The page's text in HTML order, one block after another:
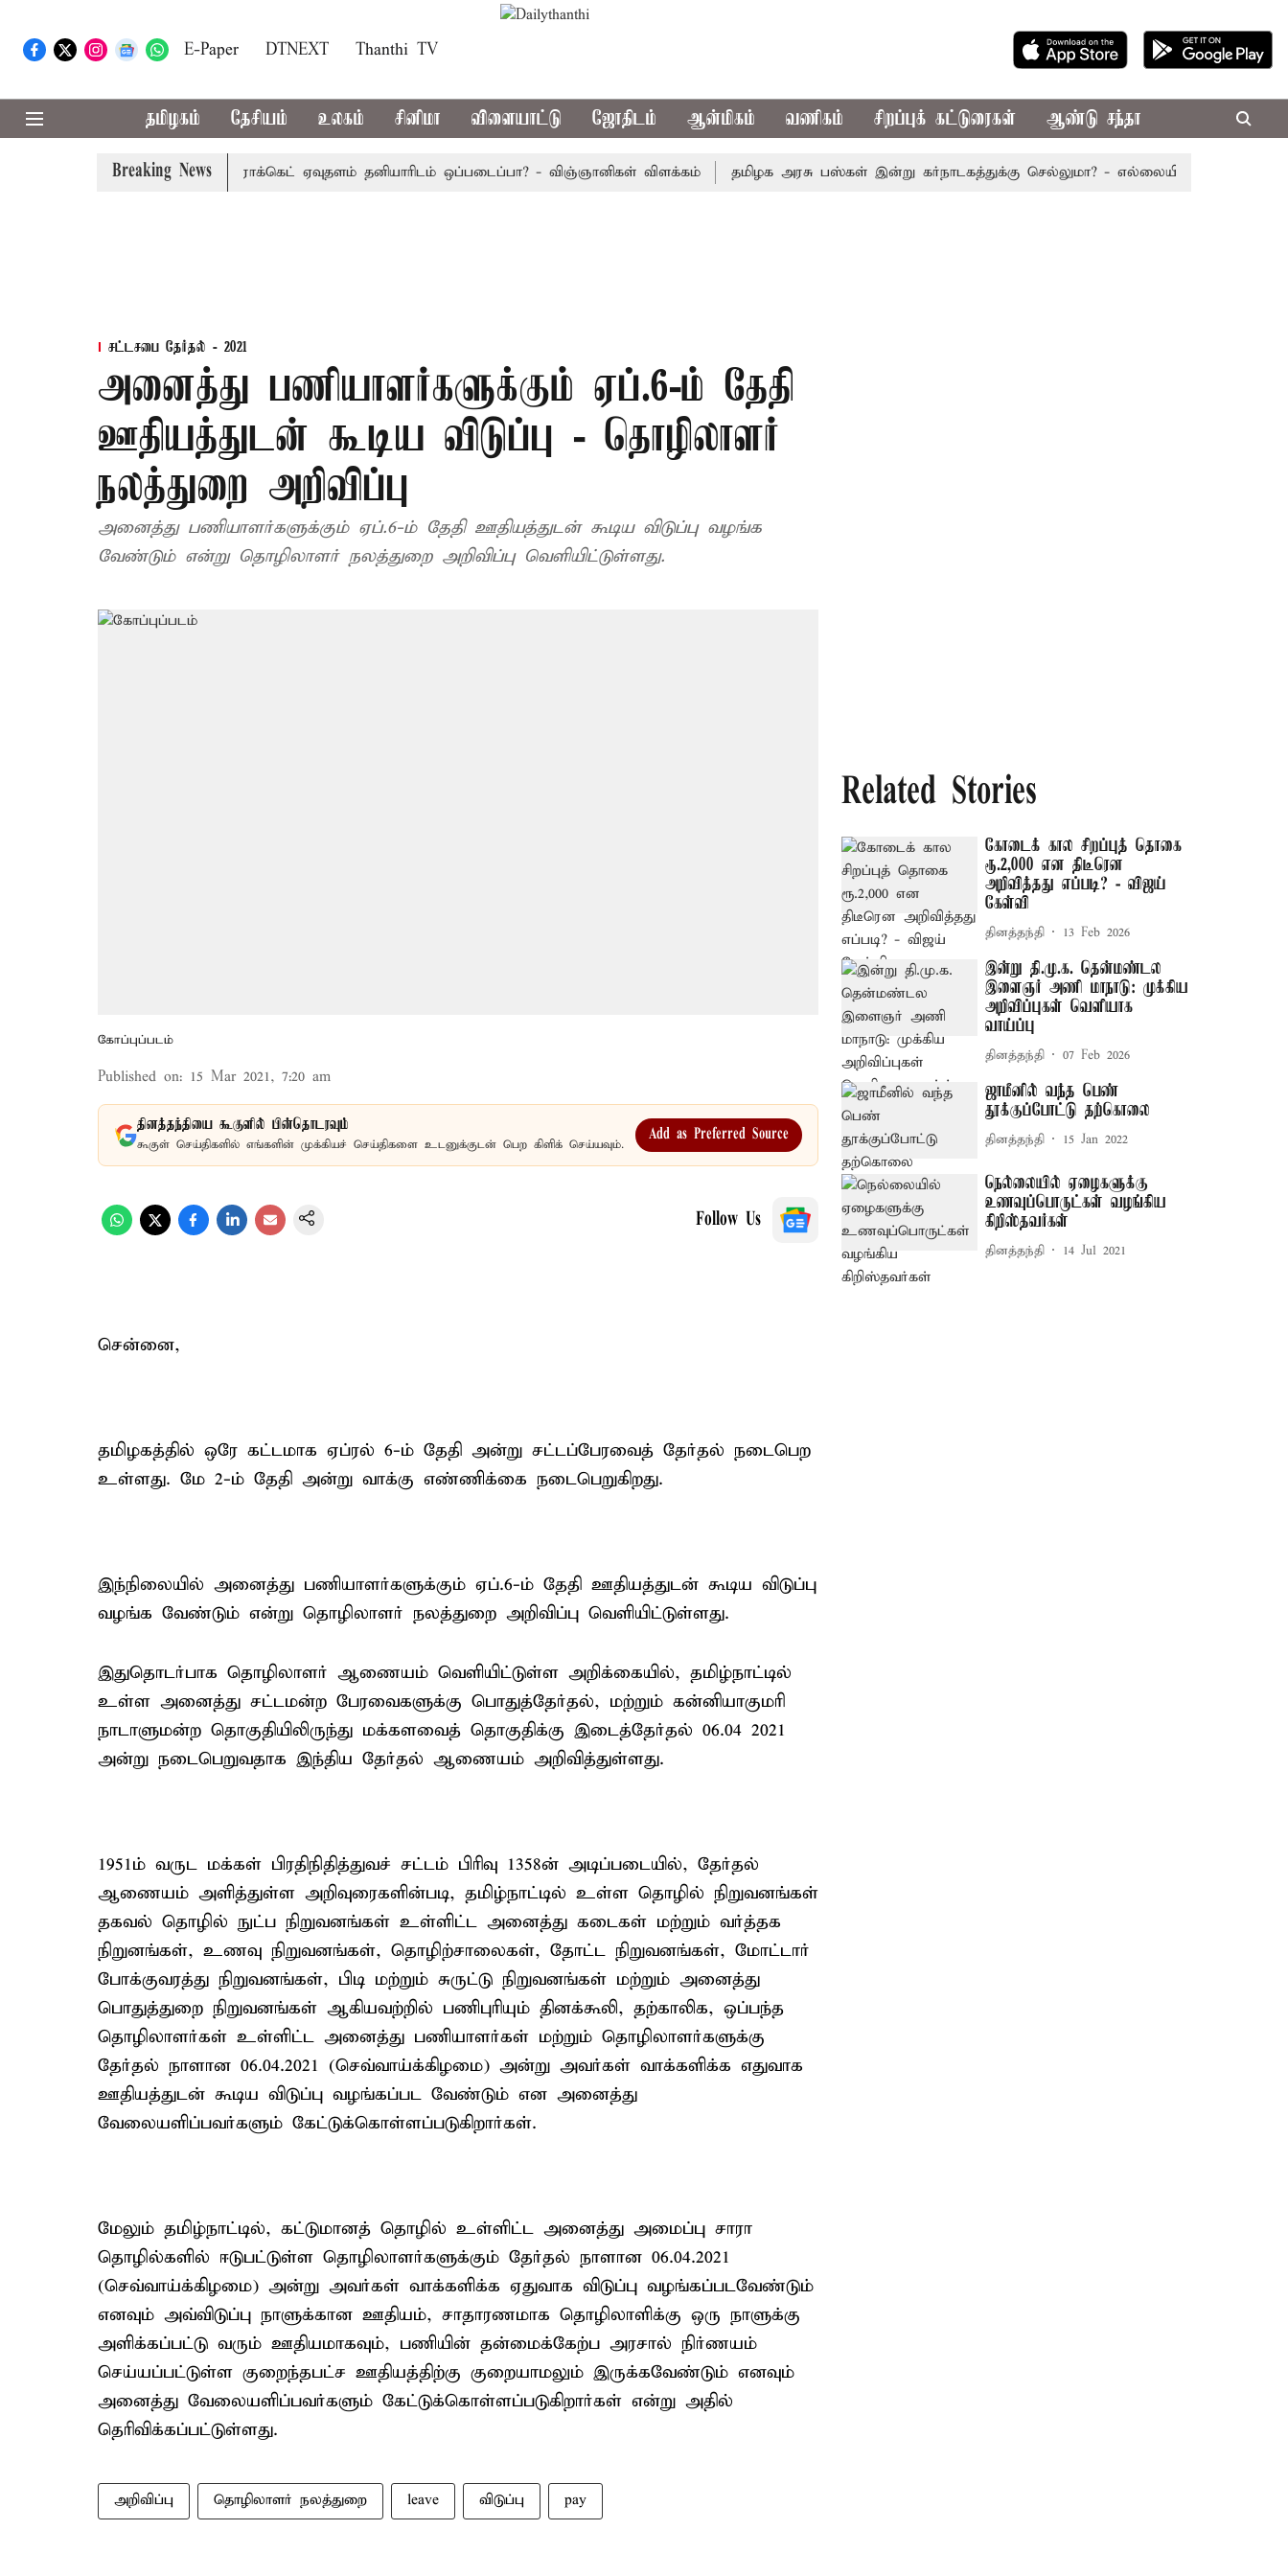
E-Paper DTNEXT Thanthi TV
தமிழகம் தேசியம் உலகம் சினிமா விளையாட்டு ஜோதிடம் ஆன்மிகம் வணிகம் சிறப்புக் கட்டுரைகள் ஆண்டு சந்தா
Breaking News
குலசேகரன்பட்டினம் ராக்கெட் ஏவுதளம் தனியாரிடம் ஒப்படைப்பா? - விஞ்ஞானிகள் விளக்கம் தமிழக அரசு பஸ்கள் இன்று கர்நாடகத்துக்கு செல்லுமா? - எல்லையில் பதற்றம்; போலீஸ்
சட்டசபை தேர்தல் - 2021
அனைத்து பணியாளர்களுக்கும் ஏப்.6-ம் தேதி
ஊதியத்துடன் கூடிய விடுப்பு - தொழிலாளர்
நலத்துறை அறிவிப்பு
அனைத்து பணியாளர்களுக்கும் ஏப்.6-ம் தேதி ஊதியத்துடன் கூடிய விடுப்பு வழங்க
வேண்டும் என்று தொழிலாளர் நலத்துறை அறிவிப்பு வெளியிட்டுள்ளது.
கோப்புப்படம்
Published on: 15 Mar 2021, 7:20 am
தினத்தந்தியை கூகுளில் பின்தொடரவும்
கூகுள் செய்திகளில் எங்களின் முக்கியச் செய்திகளை உடனுக்குடன் பெற கிளிக் செய்யவும்.
Add as Preferred Source
Follow Us
சென்னை,
தமிழகத்தில் ஒரே கட்டமாக ஏப்ரல் 6-ம் தேதி அன்று சட்டப்பேரவைத் தேர்தல் நடைபெற
உள்ளது. மே 2-ம் தேதி அன்று வாக்கு எண்ணிக்கை நடைபெறுகிறது.
இந்நிலையில் அனைத்து பணியாளர்களுக்கும் ஏப்.6-ம் தேதி ஊதியத்துடன் கூடிய விடுப்பு
வழங்க வேண்டும் என்று தொழிலாளர் நலத்துறை அறிவிப்பு வெளியிட்டுள்ளது.
இதுதொடர்பாக தொழிலாளர் ஆணையம் வெளியிட்டுள்ள அறிக்கையில், தமிழ்நாட்டில்
உள்ள அனைத்து சட்டமன்ற பேரவைகளுக்கு பொதுத்தேர்தல், மற்றும் கன்னியாகுமரி
நாடாளுமன்ற தொகுதியிலிருந்து மக்களவைத் தொகுதிக்கு இடைத்தேர்தல் 06.04 2021
அன்று நடைபெறுவதாக இந்திய தேர்தல் ஆணையம் அறிவித்துள்ளது.
1951ம் வருட மக்கள் பிரதிநிதித்துவச் சட்டம் பிரிவு 1358ன் அடிப்படையில், தேர்தல்
ஆணையம் அளித்துள்ள அறிவுரைகளின்படி, தமிழ்நாட்டில் உள்ள தொழில் நிறுவனங்கள்
தகவல் தொழில் நுட்ப நிறுவனங்கள் உள்ளிட்ட அனைத்து கடைகள் மற்றும் வர்த்தக
நிறுனங்கள், உணவு நிறுவனங்கள், தொழிற்சாலைகள், தோட்ட நிறுவனங்கள், மோட்டார்
போக்குவரத்து நிறுவனங்கள், பிடி மற்றும் சுருட்டு நிறுவனங்கள் மற்றும் அனைத்து
பொதுத்துறை நிறுவனங்கள் ஆகியவற்றில் பணிபுரியும் தினக்கூலி, தற்காலிக, ஒப்பந்த
தொழிலாளர்கள் உள்ளிட்ட அனைத்து பணியாளர்கள் மற்றும் தொழிலாளர்களுக்கு
தேர்தல் நாளான 06.04.2021 (செவ்வாய்க்கிழமை) அன்று அவர்கள் வாக்களிக்க எதுவாக
ஊதியத்துடன் கூடிய விடுப்பு வழங்கப்பட வேண்டும் என அனைத்து
வேலையளிப்பவர்களும் கேட்டுக்கொள்ளப்படுகிறார்கள்.
மேலும் தமிழ்நாட்டில், கட்டுமானத் தொழில் உள்ளிட்ட அனைத்து அமைப்பு சாரா
தொழில்களில் ஈடுபட்டுள்ள தொழிலாளர்களுக்கும் தேர்தல் நாளான 06.04.2021
(செவ்வாய்க்கிழமை) அன்று அவர்கள் வாக்களிக்க ஏதுவாக விடுப்பு வழங்கப்படவேண்டும்
எனவும் அவ்விடுப்பு நாளுக்கான ஊதியம், சாதாரணமாக தொழிலாளிக்கு ஒரு நாளுக்கு
அளிக்கப்பட்டு வரும் ஊதியமாகவும், பணியின் தன்மைக்கேற்ப அரசால் நிர்ணயம்
செய்யப்பட்டுள்ள குறைந்தபட்ச ஊதியத்திற்கு குறையாமலும் இருக்கவேண்டும் எனவும்
அனைத்து வேலையளிப்பவர்களும் கேட்டுக்கொள்ளப்படுகிறார்கள் என்று அதில்
தெரிவிக்கப்பட்டுள்ளது.
அறிவிப்பு தொழிலாளர் நலத்துறை leave விடுப்பு pay
Related Stories
கோடைக் கால சிறப்புத் தொகை
ரூ.2,000 என திடீரென
அறிவித்தது எப்படி? - விஜய்
கேள்வி
தினத்தந்தி 13 Feb 2026
இன்று தி.மு.க. தென்மண்டல
இளைஞர் அணி மாநாடு: முக்கிய
அறிவிப்புகள் வெளியாக
வாய்ப்பு
தினத்தந்தி 07 Feb 2026
ஜாமீனில் வந்த பெண்
தூக்குப்போட்டு தற்கொலை
தினத்தந்தி 15 Jan 2022
நெல்லையில் ஏழைகளுக்கு
உணவுப்பொருட்கள் வழங்கிய
கிறிஸ்தவர்கள்
தினத்தந்தி 14 Jul 2021